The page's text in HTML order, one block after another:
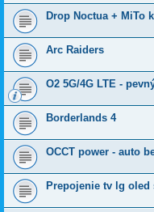
Drop Noctua + MiTo
Arc Raiders
O2 5G/4G LTE -
Borderlands 4
OCCT power - auto
Prepojenie tv lg oled